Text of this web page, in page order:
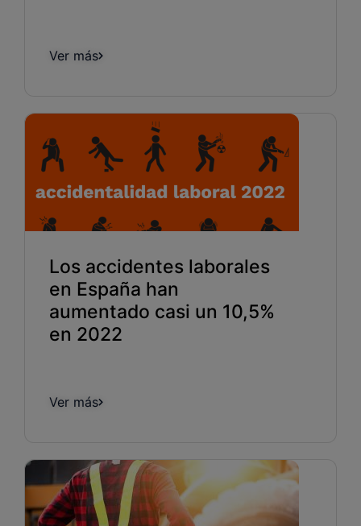
Ver más
Los accidentes laborales
en España han
aumentado casi un 10,5%
en 2022
Ver más